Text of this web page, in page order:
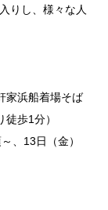
りし、様々な人
家浜船着場そば
歩1分）
、13日（金）